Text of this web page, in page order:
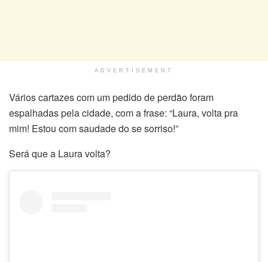
ADVERTISEMENT
Vários cartazes com um pedido de perdão foram
espalhadas pela cidade, com a frase: “Laura, volta pra
mim! Estou com saudade do se sorriso!”
Será que a Laura volta?